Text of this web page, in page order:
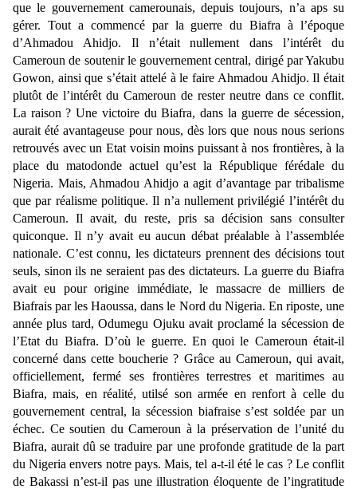
que le gouvernement camerounais, depuis toujours, n’a aps su
gérer. Tout a commencé par la guerre du Biafra à l’époque
d’Ahmadou Ahidjo. Il n’était nullement dans l’intérêt du
Cameroun de soutenir le gouvernement central, dirigé par Yakubu
Gowon, ainsi que s’était attelé à le faire Ahmadou Ahidjo. Il était
plutôt de l’intérêt du Cameroun de rester neutre dans ce conflit.
La raison ? Une victoire du Biafra, dans la guerre de sécession,
aurait été avantageuse pour nous, dès lors que nous nous serions
retrouvés avec un Etat voisin moins puissant à nos frontières, à la
place du matodonde actuel qu’est la République férédale du
Nigeria. Mais, Ahmadou Ahidjo a agit d’avantage par tribalisme
que par réalisme politique. Il n’a nullement privilégié l’intérêt du
Cameroun. Il avait, du reste, pris sa décision sans consulter
quiconque. Il n’y avait eu aucun débat préalable à l’assemblée
nationale. C’est connu, les dictateurs prennent des décisions tout
seuls, sinon ils ne seraient pas des dictateurs. La guerre du Biafra
avait eu pour origine immédiate, le massacre de milliers de
Biafrais par les Haoussa, dans le Nord du Nigeria. En riposte, une
année plus tard, Odumegu Ojuku avait proclamé la sécession de
l’Etat du Biafra. D’où le guerre. En quoi le Cameroun était-il
concerné dans cette boucherie ? Grâce au Cameroun, qui avait,
officiellement, fermé ses frontières terrestres et maritimes au
Biafra, mais, en réalité, utilsé son armée en renfort à celle du
gouvernement central, la sécession biafraise s’est soldée par un
échec. Ce soutien du Cameroun à la préservation de l’unité du
Biafra, aurait dû se traduire par une profonde gratitude de la part
du Nigeria envers notre pays. Mais, tel a-t-il été le cas ? Le conflit
de Bakassi n’est-il pas une illustration éloquente de l’ingratitude